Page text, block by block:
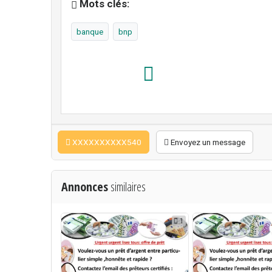
Mots clés:
banque bnp
XXXXXXXXXX540 Envoyez un message
Annoncessimilaires
1